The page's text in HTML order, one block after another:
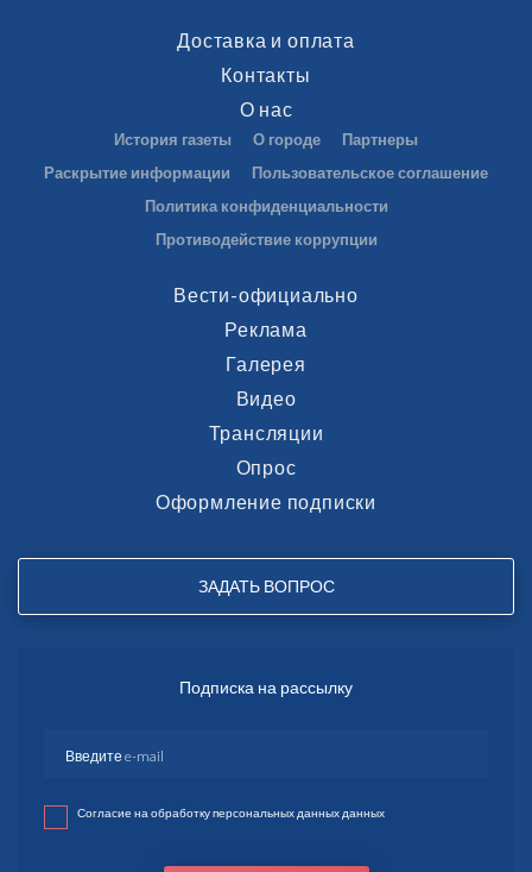
Доставка и оплата
Контакты
О нас
История газеты О городе
Партнеры
Раскрытие информации
Пользовательское соглашение
Политика конфиденциальности
Противодействие коррупции
Вести-официально
Реклама
Галерея
Видео
Трансляции
Опрос
Оформление подписки
ЗАДАТЬ ВОПРОС
Подписка на рассылку
Согласие на обработку персональных данных данных